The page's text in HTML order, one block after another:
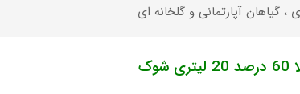
، گیاهان آپارتمانی و گلخانه ای